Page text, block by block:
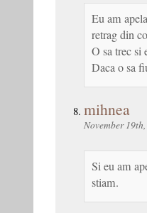
Eu am
retrag din
O sa trec si
Daca o sa
mihnea
November
Si eu am
stiam.